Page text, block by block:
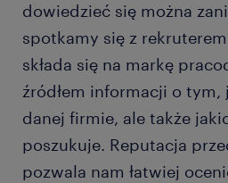
dowiedzieć się można
spotkamy się z
składa się na markę
źródłem informacji o tym,
danej firmie, ale także
poszukuje. Reputacja
pozwala nam łatwiej